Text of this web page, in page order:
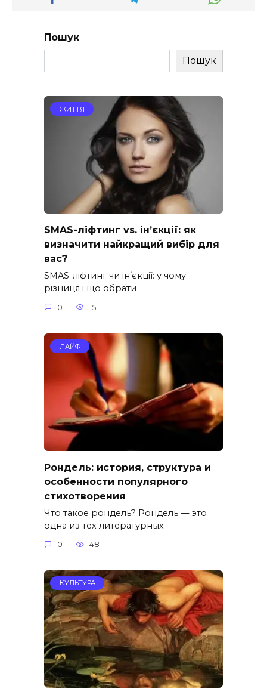
Пошук
Пошук
ЖИТТЯ
SMAS-ліфтинг vs. ін’єкції: як
визначити найкращий вибір для
вас?
SMAS-ліфтинг чи інʼєкції: у чому
різниця і що обрати
0 15
ЛАЙФ
Рондель: история, структура и
особенности популярного
стихотворения
Что такое рондель? Рондель — это
одна из тех литературных
0 48
КУЛЬТУРА